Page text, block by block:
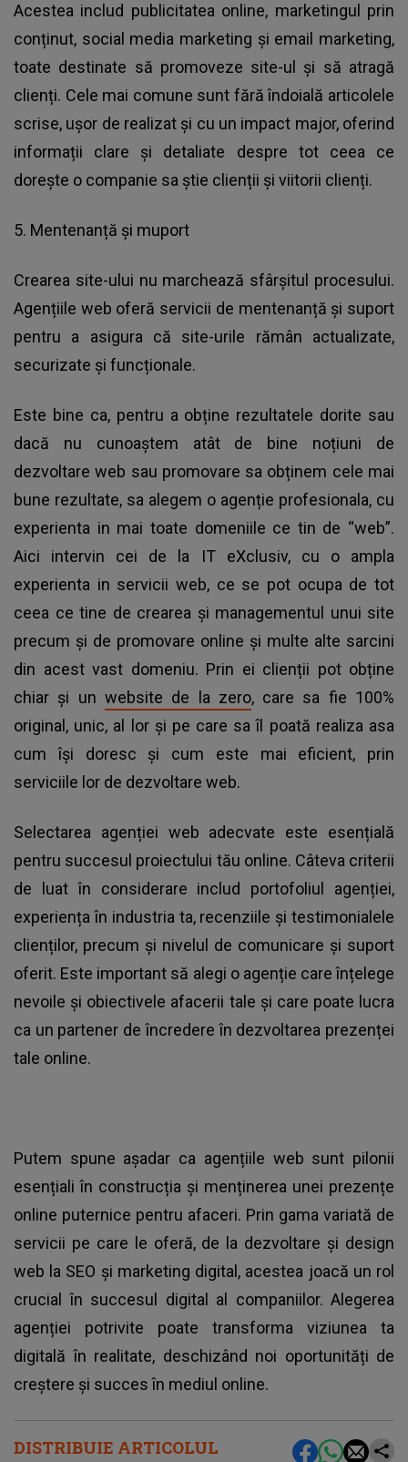
DISTRIBUIE ARTICOLUL
Acestea includ publicitatea online, marketingul prin
conținut, social media marketing și email marketing,
toate destinate să promoveze site-ul și să atragă
clienți. Cele mai comune sunt fără îndoială articolele
scrise, ușor de realizat și cu un impact major, oferind
informații clare și detaliate despre tot ceea ce
dorește o companie sa știe clienții și viitorii clienți.
5. Mentenanță și muport
Crearea site-ului nu marchează sfârșitul procesului.
Agențiile web oferă servicii de mentenanță și suport
pentru a asigura că site-urile rămân actualizate,
securizate și funcționale.
Este bine ca, pentru a obține rezultatele dorite sau
dacă nu cunoaștem atât de bine noțiuni de
dezvoltare web sau promovare sa obținem cele mai
bune rezultate, sa alegem o agenție profesionala, cu
experienta in mai toate domeniile ce tin de “web”.
Aici intervin cei de la IT eXclusiv, cu o ampla
experienta in servicii web, ce se pot ocupa de tot
ceea ce tine de crearea și managementul unui site
precum și de promovare online și multe alte sarcini
din acest vast domeniu. Prin ei clienții pot obține
chiar și un website de la zero, care sa fie 100%
original, unic, al lor și pe care sa îl poată realiza asa
cum își doresc și cum este mai eficient, prin
serviciile lor de dezvoltare web.
Selectarea agenției web adecvate este esențială
pentru succesul proiectului tău online. Câteva criterii
de luat în considerare includ portofoliul agenției,
experiența în industria ta, recenziile și testimonialele
clienților, precum și nivelul de comunicare și suport
oferit. Este important să alegi o agenție care înțelege
nevoile și obiectivele afacerii tale și care poate lucra
ca un partener de încredere în dezvoltarea prezenței
tale online.
Putem spune așadar ca agențiile web sunt pilonii
esențiali în construcția și menținerea unei prezențe
online puternice pentru afaceri. Prin gama variată de
servicii pe care le oferă, de la dezvoltare și design
web la SEO și marketing digital, acestea joacă un rol
crucial în succesul digital al companiilor. Alegerea
agenției potrivite poate transforma viziunea ta
digitală în realitate, deschizând noi oportunități de
creștere și succes în mediul online.